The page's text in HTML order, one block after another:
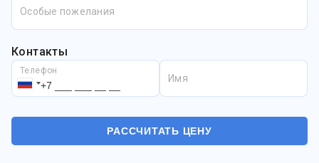
Особые пожелания
Контакты
Телефон
Имя